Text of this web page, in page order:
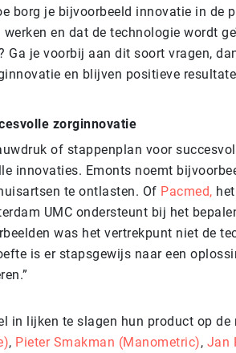
borg je bijvoorbeeld innovatie in de
en dat de technologie wordt
Ga je voorbij aan dit soort vragen,
en blijven positieve
zorginnovatie
of stappenplan voor
innovaties. Emonts noemt
te ontlasten. Of Pacmed,
UMC ondersteunt bij het
was het vertrekpunt niet de
is er stapsgewijs naar een
in lijken te slagen hun product op de
, Pieter Smakman (Manometric), Jan